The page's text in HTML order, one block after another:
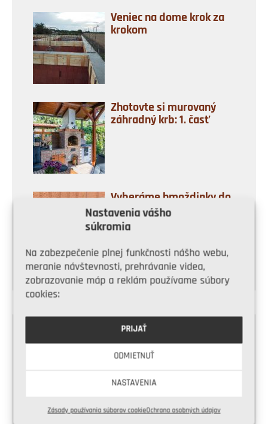
Nastavenia vášho
súkromia
Na zabezpečenie plnej funkčnosti nášho webu,
meranie návštevnosti, prehrávanie videa,
zobrazovanie máp a reklám používame súbory
cookies:
PRIJAŤ
ODMIETNUŤ
NASTAVENIA
Zásady používania súborov cookieOchrana osobných údajov
Veniec na dome krok za
krokom
Zhotovte si murovaný
záhradný krb: 1. časť
Vyberáme hmoždinky do
dierovanej tehly
ODPORÚČANÉ